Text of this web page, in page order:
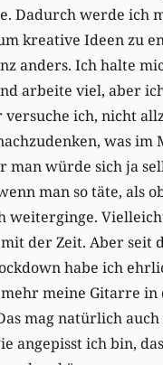
Dadurch werde ich
kreative Ideen zu
anders. Ich halte
arbeite viel, aber
versuche ich, nicht
was im
man würde sich ja
man so täte, als
weiterginge.
der Zeit. Aber seit
habe ich
meine Gitarre in
mag natürlich
angepisst ich bin,